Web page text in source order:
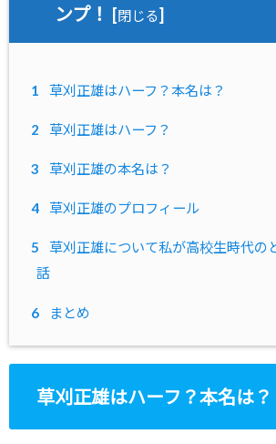
ンプ！
[閉じる]
1 草刈正雄はハーフ？本名は？
2 草刈正雄はハーフ？
3 草刈正雄の本名は？
4 草刈正雄のプロフィール
5
草刈正雄について私が高校生時代の
話
6 まとめ
草刈正雄はハーフ？本名は？